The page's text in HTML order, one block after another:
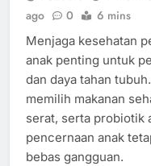
ago
0 6 mins
Menjaga kesehatan
anak penting untuk
dan daya tahan
memilih makanan
serat, serta probiotik
pencernaan anak
bebas gangguan.